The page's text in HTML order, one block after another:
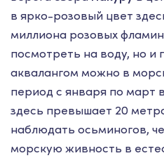
в ярко-розовый цвет
миллиона розовых
посмотреть на воду, но и
аквалангом можно в
период с января по март
здесь превышает 20
наблюдать осьминогов,
морскую живность в